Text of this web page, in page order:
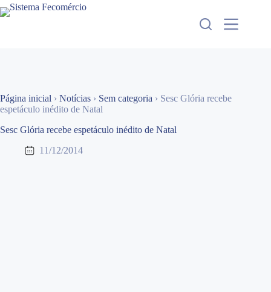
Pular
para
Página inicial › Notícias › Sem categoria › Sesc Glória recebe
espetáculo inédito de Natal
Sesc Glória recebe espetáculo inédito de Natal
11/12/2014